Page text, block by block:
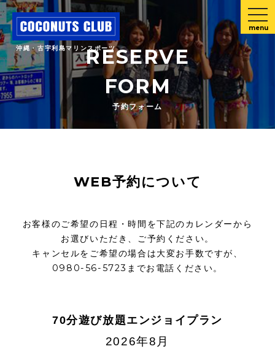
沖縄・古宇利島マリンスポーツ
menu
RESERVE
FORM
予約フォーム
WEB予約について
お客様のご希望の日程・時間を下記のカレンダーから
お選びいただき、ご予約ください。
キャンセルをご希望の場合は大変お手数ですが、
0980-56-5723までお電話ください。
70分遊び放題エンジョイプラン
2026年8月